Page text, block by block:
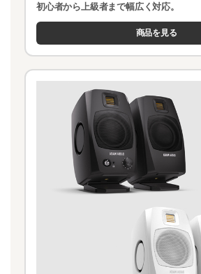
初心者から上級者まで幅広く対応。
商品を見る